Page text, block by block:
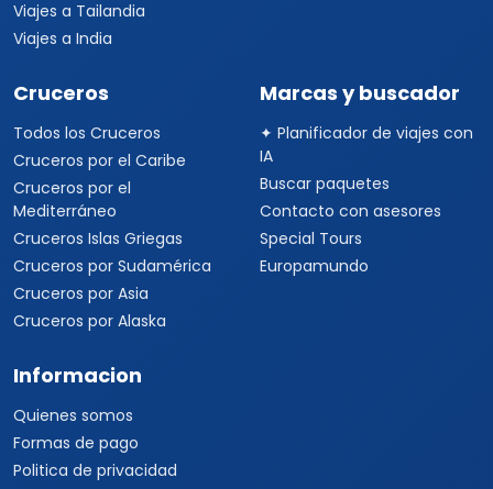
Viajes a Tailandia
Viajes a India
Cruceros
Todos los Cruceros
Cruceros por el Caribe
Cruceros por el
Mediterráneo
Cruceros Islas Griegas
Cruceros por Sudamérica
Cruceros por Asia
Cruceros por Alaska
Marcas y buscador
✦ Planificador de viajes con
IA
Buscar paquetes
Contacto con asesores
Special Tours
Europamundo
Informacion
Quienes somos
Formas de pago
Politica de privacidad